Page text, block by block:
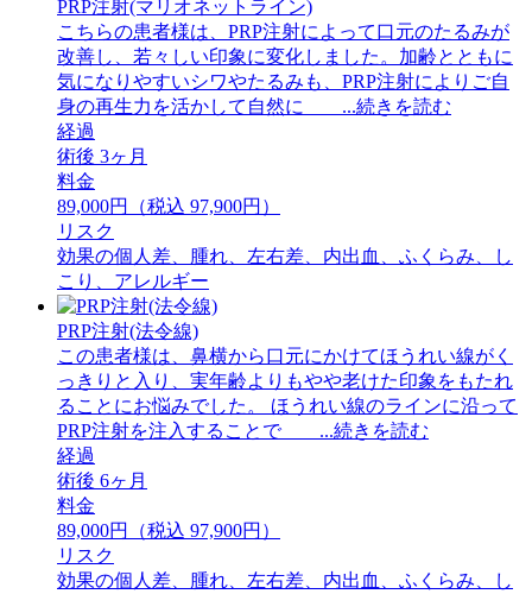
PRP注射(マリオネットライン)
こちらの患者様は、PRP注射によって口元のたるみが
改善し、若々しい印象に変化しました。加齢とともに
気になりやすいシワやたるみも、PRP注射によりご自
身の再生力を活かして自然に ...続きを読む
経過
術後 3ヶ月
料金
89,000円（税込 97,900円）
リスク
効果の個人差、腫れ、左右差、内出血、ふくらみ、し
こり、アレルギー
PRP注射(法令線)
この患者様は、鼻横から口元にかけてほうれい線がく
っきりと入り、実年齢よりもやや老けた印象をもたれ
ることにお悩みでした。 ほうれい線のラインに沿って
PRP注射を注入することで ...続きを読む
経過
術後 6ヶ月
料金
89,000円（税込 97,900円）
リスク
効果の個人差、腫れ、左右差、内出血、ふくらみ、し